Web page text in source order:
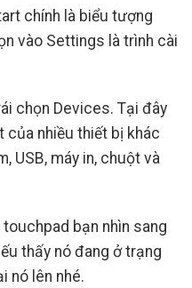
chính là biểu tượng
vào Settings là trình cài
chọn Devices. Tại đây
của nhiều thiết bị khác
USB, máy in, chuột và
bạn nhìn sang
thấy nó đang ở trạng
nó lên nhé.